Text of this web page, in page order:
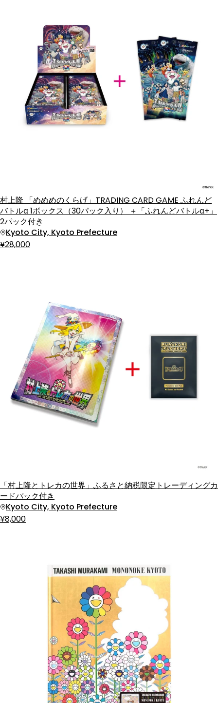
村上隆 「めめめのくらげ」TRADING CARD GAME ふれんど
バトルα 1ボックス（30パック入り） ＋「ふれんどバトルα+」
2パック付き
Kyoto City, Kyoto Prefecture
¥28,000
「村上隆とトレカの世界」ふるさと納税限定トレーディングカ
ードパック付き
Kyoto City, Kyoto Prefecture
¥8,000